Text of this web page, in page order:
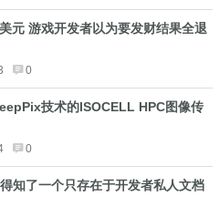
元 游戏开发者以为要发财结果全退
0
技术的ISOCELL HPC图像传
0
知了一个只存在于开发者私人文档